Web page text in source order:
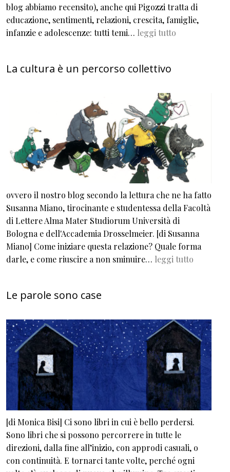
blog abbiamo recensito), anche qui Pigozzi tratta di
educazione, sentimenti, relazioni, crescita, famiglie,
infanzie e adolescenze: tutti temi… leggi tutto
La cultura è un percorso collettivo
ovvero il nostro blog secondo la lettura che ne ha fatto
Susanna Miano, tirocinante e studentessa della Facoltà
di Lettere Alma Mater Studiorum Università di
Bologna e dell'Accademia Drosselmeier. [di Susanna
Miano] Come iniziare questa relazione? Quale forma
darle, e come riuscire a non sminuire… leggi tutto
Le parole sono case
[di Monica Bisi] Ci sono libri in cui è bello perdersi.
Sono libri che si possono percorrere in tutte le
direzioni, dalla fine all’inizio, con approdi casuali, o
con continuità. E tornarci tante volte, perché ogni